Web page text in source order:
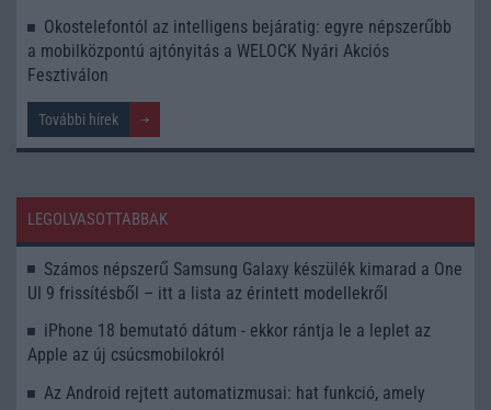
Okostelefontól az intelligens bejáratig: egyre népszerűbb
a mobilközpontú ajtónyitás a WELOCK Nyári Akciós
Fesztiválon
További hírek
LEGOLVASOTTABBAK
Számos népszerű Samsung Galaxy készülék kimarad a One
UI 9 frissítésből – itt a lista az érintett modellekről
iPhone 18 bemutató dátum - ekkor rántja le a leplet az
Apple az új csúcsmobilokról
Az Android rejtett automatizmusai: hat funkció, amely